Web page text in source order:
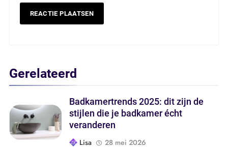
Gerelateerd
Badkamertrends 2025: dit zijn de
stijlen die je badkamer écht
veranderen
Lisa
28 mei 2026